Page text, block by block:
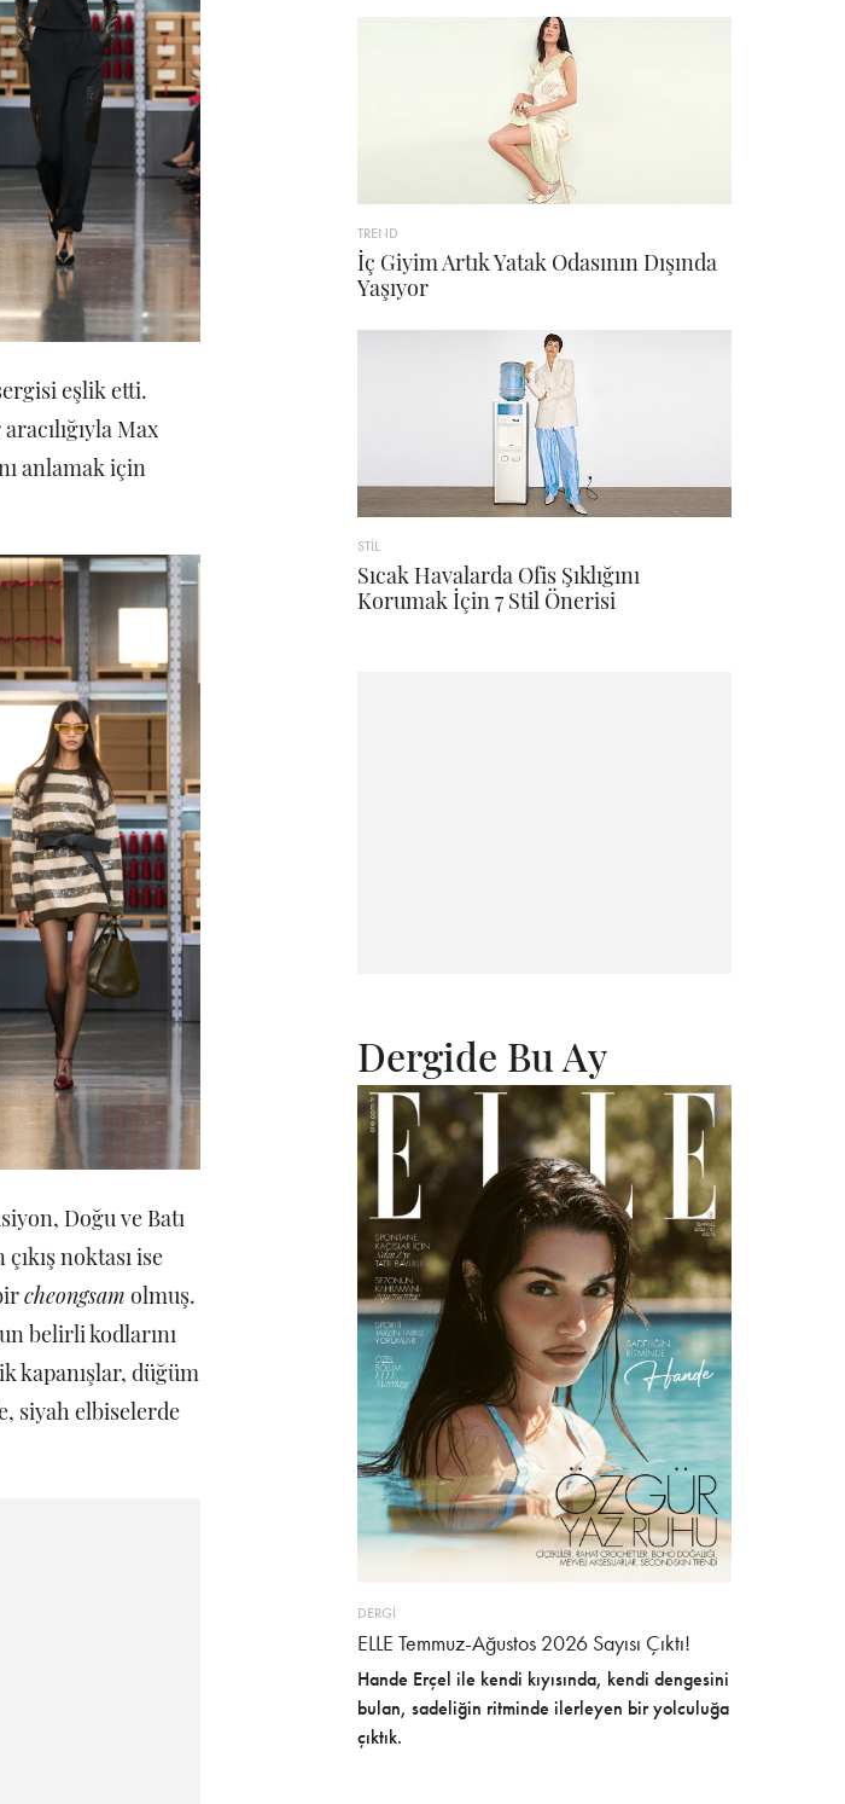
eşlik etti.
Max
anlamak için
Doğu ve Batı
noktası ise
cheongsam olmuş.
belirli kodlarını
kapanışlar, düğüm
siyah elbiselerde
TREND
İç Giyim Artık Yatak Odasının Dışında
Yaşıyor
STİL
Sıcak Havalarda Ofis Şıklığını
Korumak İçin 7 Stil Önerisi
Dergide Bu Ay
DERGİ
ELLE Temmuz-Ağustos 2026 Sayısı Çıktı!
Hande Erçel ile kendi kıyısında, kendi dengesini
bulan, sadeliğin ritminde ilerleyen bir yolculuğa
çıktık.